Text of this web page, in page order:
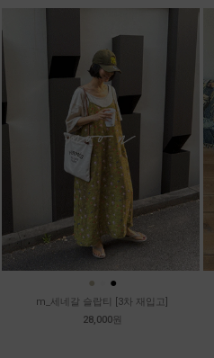
● ●
m_세네갈 슬랍티 [3차 재입고]
28,000원